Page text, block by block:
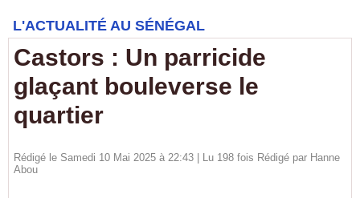
L'ACTUALITÉ AU SÉNÉGAL
Castors : Un parricide
glaçant bouleverse le
quartier
Rédigé le Samedi 10 Mai 2025 à 22:43 | Lu 198 fois Rédigé par Hanne
Abou